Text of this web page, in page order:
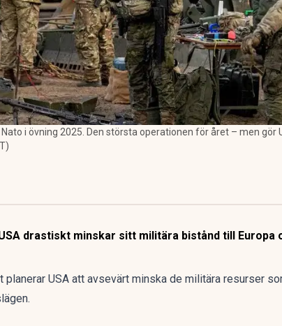
i övning 2025. Den största operationen för året – men gör
drastiskt minskar sitt militära bistånd till Europa
planerar USA att avsevärt minska de militära resurser